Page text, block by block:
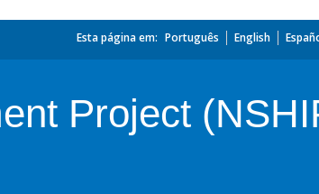
Esta página em: Português English
Project